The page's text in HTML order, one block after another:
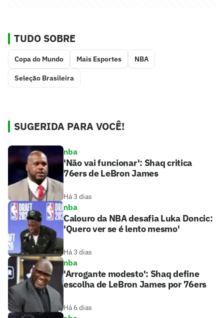
TUDO SOBRE
Copa do Mundo Mais Esportes NBA
Seleção Brasileira
SUGERIDA PARA VOCÊ!
nba
'Não vai funcionar': Shaq critica
76ers de LeBron James
Há 3 dias
nba
Calouro da NBA desafia Luka Doncic:
'Quero ver se é lento mesmo'
Há 3 dias
nba
'Arrogante modesto': Shaq define
escolha de LeBron James por 76ers
Há 6 dias